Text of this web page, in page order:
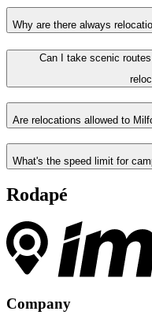
Why are there always
Can I take scenic
Are relocations allowed to
What's the speed limit for
Rodapé
Company